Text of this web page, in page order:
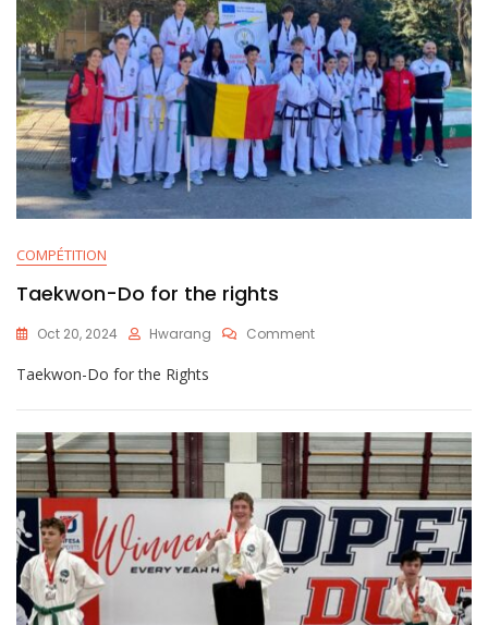
COMPÉTITION
Taekwon-Do for the rights
Oct 20, 2024 Hwarang Comment
Taekwon-Do for the Rights